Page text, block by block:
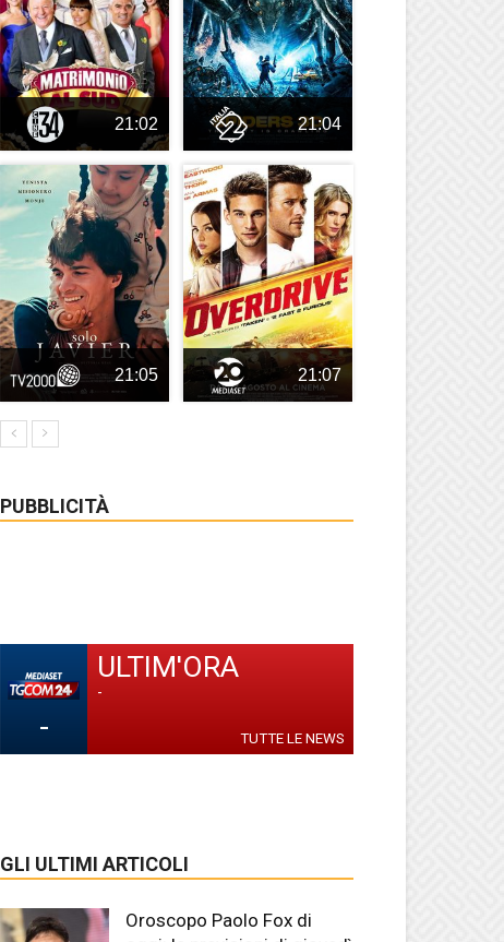
21:02 21:04
21:05 21:07
PUBBLICITÀ
-
ULTIM'ORA
-
TUTTE LE NEWS
GLI ULTIMI ARTICOLI
Oroscopo Paolo Fox di